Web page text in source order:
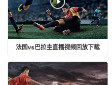
法国vs巴拉圭直播视频回放下载